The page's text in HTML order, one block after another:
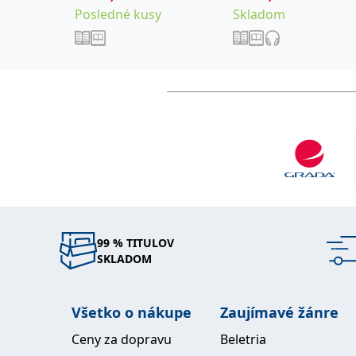
Posledné kusy
Skladom
99 % TITULOV
SKLADOM
Všetko o nákupe
Ceny za dopravu
Zaujímavé žánre
Beletria